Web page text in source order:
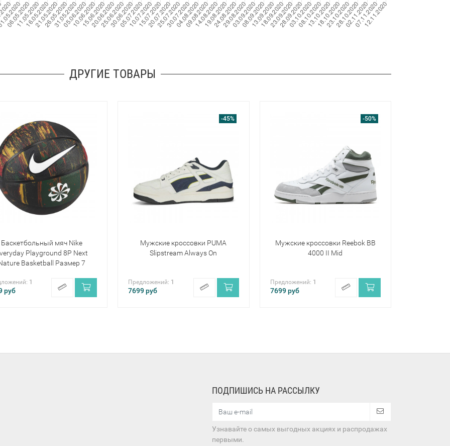
ДРУГИЕ ТОВАРЫ
Баскетбольный мяч Nike
Playground 8P Next
Basketball Размер 7
1
руб
-45%
Мужские кроссовки PUMA
Slipstream Always On
Предложений: 1
7699руб
-50%
Мужские кроссовки Reebok BB
4000 II Mid
Предложений: 1
7699руб
ПОДПИШИСЬ НА РАССЫЛКУ
Узнавайте о самых выгодных акциях и распродажах
первыми.